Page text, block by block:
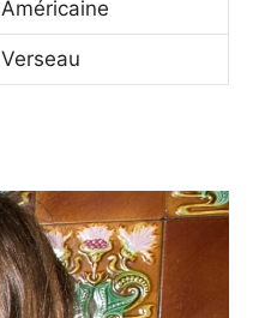
Américaine
Verseau